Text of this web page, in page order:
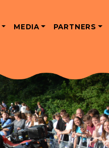
MEDIA PARTNERS